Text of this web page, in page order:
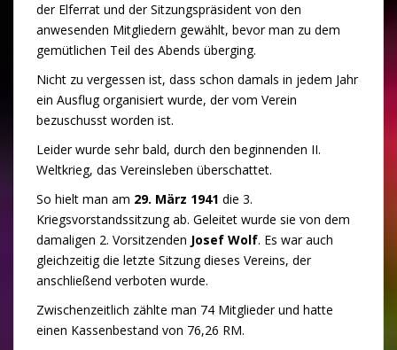
der Elferrat und der Sitzungspräsident von den
anwesenden Mitgliedern gewählt, bevor man zu dem
gemütlichen Teil des Abends überging.
Nicht zu vergessen ist, dass schon damals in jedem Jahr
ein Ausflug organisiert wurde, der vom Verein
bezuschusst worden ist.
Leider wurde sehr bald, durch den beginnenden II.
Weltkrieg, das Vereinsleben überschattet.
So hielt man am 29. März 1941 die 3.
Kriegsvorstandssitzung ab. Geleitet wurde sie von dem
damaligen 2. Vorsitzenden Josef Wolf. Es war auch
gleichzeitig die letzte Sitzung dieses Vereins, der
anschließend verboten wurde.
Zwischenzeitlich zählte man 74 Mitglieder und hatte
einen Kassenbestand von 76,26 RM.